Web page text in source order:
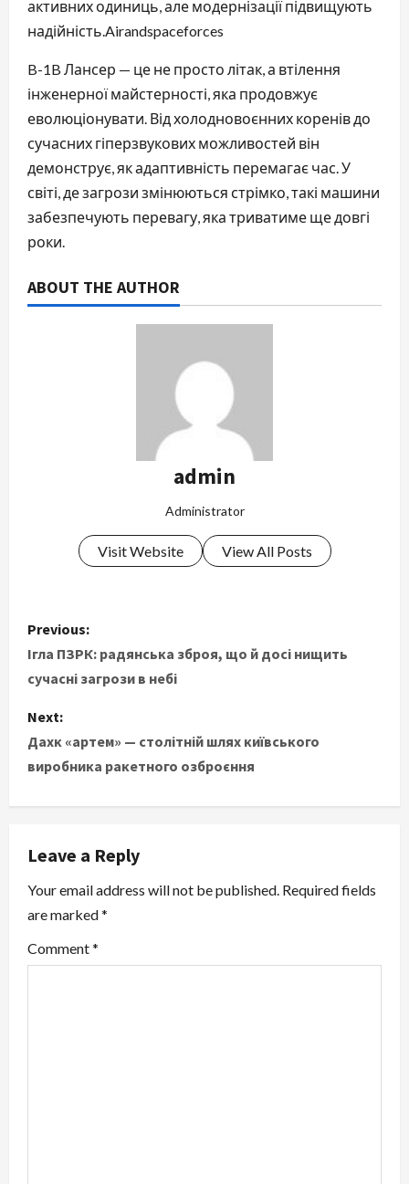
активних одиниць, але модернізації підвищують
надійність.⁠Airandspaceforces
B-1B Лансер — це не просто літак, а втілення
інженерної майстерності, яка продовжує
еволюціонувати. Від холодновоєнних коренів до
сучасних гіперзвукових можливостей він
демонструє, як адаптивність перемагає час. У
світі, де загрози змінюються стрімко, такі машини
забезпечують перевагу, яка триватиме ще довгі
роки.
ABOUT THE AUTHOR
admin
Administrator
Visit Website View All Posts
P
o
s
t
n
a
v
i
g
a
Previous:
Ігла ПЗРК: радянська зброя, що й досі нищить
сучасні загрози в небі
Next:
Дахк «артем» — столітній шлях київського
виробника ракетного озброєння
Leave a Reply
Your email address will not be published. Required fields
are marked*
Comment*